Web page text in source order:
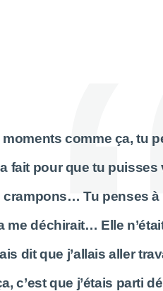
moments comme ça, tu
fait pour que tu
crampons… Tu penses
me déchirait… Elle
dit que j’allais aller
c’est que j’étais parti